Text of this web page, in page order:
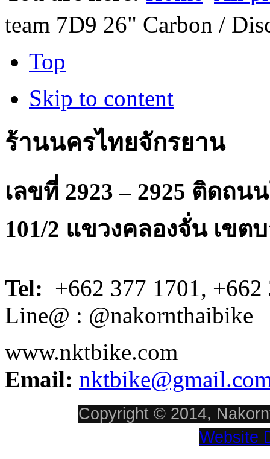
team 7D9 26" Carbon /
Top
Skip to content
ร้านนครไทยจักรยาน
เลขที่ 2923 – 2925 ติดถ
101/2 แขวงคลองจั่น เขต
Tel: +662 377 1701,
Line@ : @nakornthaibike
www.nktbike.com
Email:
Copyright © 2014,
Website